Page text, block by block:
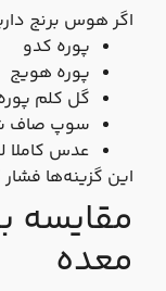
اگر هوس برنج
پوره کدو
پوره هویج
گل‌ کلم
سوپ صاف‌
عدس کاملا
این گزینه‌ها
مقایسه
معده